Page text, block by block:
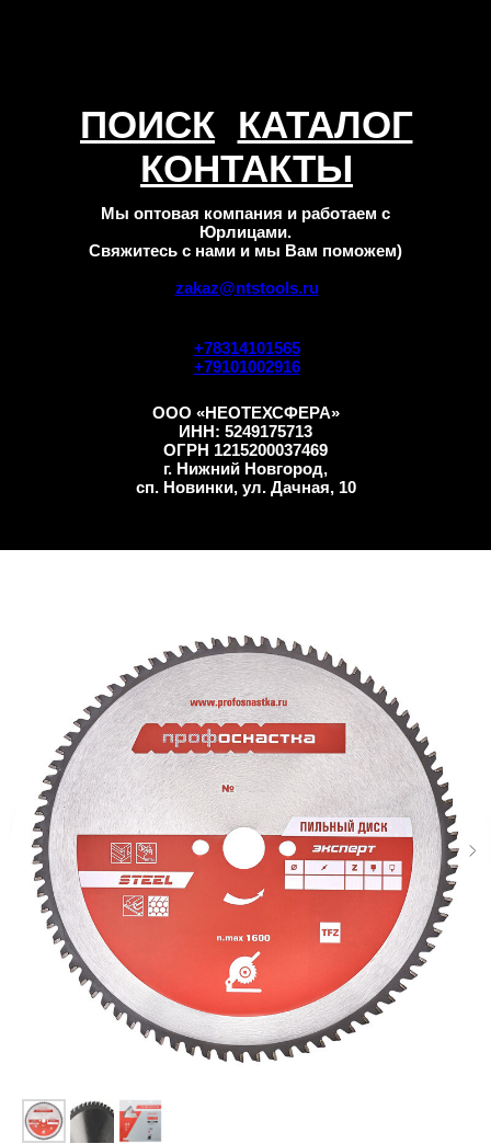
КОНТАКТЫ
ПОИСК
+78314101565
+79101002916
zakaz@ntstools.ru
КАТАЛОГ
ООО «НЕОТЕХСФЕРА»
ИНН: 5249175713
ОГРН 1215200037469
г. Нижний Новгород,
сп. Новинки, ул. Дачная, 10
Мы оптовая компания и работаем с
Юрлицами.
Свяжитесь с нами и мы Вам поможем)